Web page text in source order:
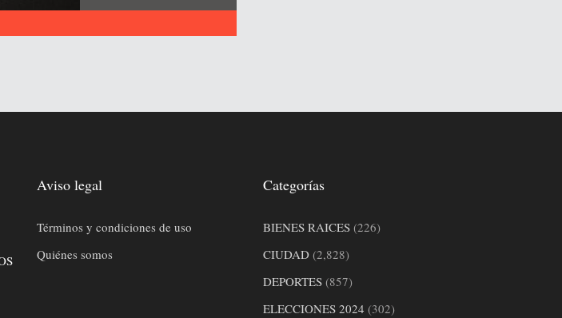
Aviso legal
Términos y condiciones de uso
Quiénes somos
Categorías
BIENES RAICES(226)
CIUDAD(2,828)
DEPORTES(857)
ELECCIONES 2024 (302)